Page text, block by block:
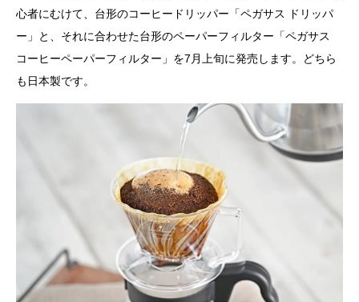
心者にむけて、台形のコーヒードリッパー「ペガサス ドリッパ
ー」と、それに合わせた台形のペーパーフィルター「ペガサス
コーヒーペーパーフィルター」を7月上旬に発売します。どちら
も日本製です。